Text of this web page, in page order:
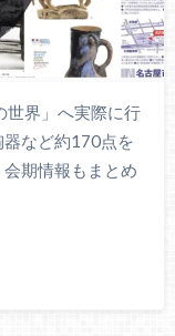
世界」へ実際に行
など約170点を
期情報もまとめ